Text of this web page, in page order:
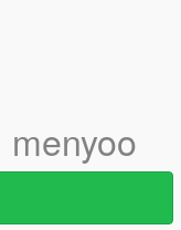
menyoo